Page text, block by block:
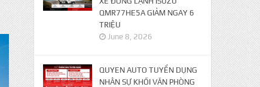
QMR77HE5A GIẢM NGAY 6
TRIỆU
June 8, 2026
QUYEN AUTO TUYỂN DỤNG
NHÂN SỰ KHỐI VĂN PHÒNG